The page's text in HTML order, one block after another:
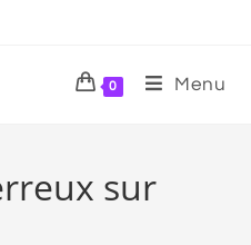
0 Menu
sur